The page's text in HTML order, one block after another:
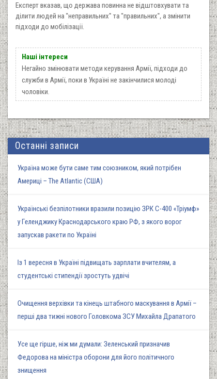
Експерт вказав, що держава повинна не відштовхувати та
ділити людей на "неправильних" та "правильних", а змінити
підходи до мобілізації.
Наші інтереси
Негайно змінювати методи керування Армії, підходи до
служби в Армії, поки в Україні не закінчилися молоді
чоловіки.
Останні записи
Україна може бути саме тим союзником, який потрібен
Америці – The Atlantic (США)
Українські безпілотники вразили позицію ЗРК С-400 «Тріумф»
у Геленджику Краснодарського краю РФ, з якого ворог
запускав ракети по Україні
Із 1 вересня в Україні підвищать зарплати вчителям, а
студентські стипендії зростуть удвічі
Очищення верхівки та кінець штабного маскування в Армії –
перші два тижні нового Головкома ЗСУ Михайла Драпатого
Усе ще гірше, ніж ми думали: Зеленський призначив
Федорова на міністра оборони для його політичного
знищення